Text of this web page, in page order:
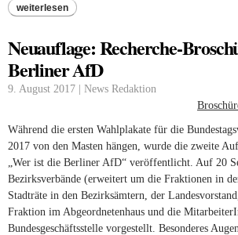
weiterlesen
Neuauflage: Recherche-
Berliner AfD
9. August 2017 | News Redaktion
Während die ersten Wahlplakate für die
2017 von den Masten hängen, wurde die zweite
„Wer ist die Berliner AfD“ veröffentlicht. Auf 20
Bezirksverbände (erweitert um die Fraktionen in
Stadträte in den Bezirksämtern, der
Fraktion im Abgeordnetenhaus und die
Bundesgeschäftsstelle vorgestellt. Besonderes